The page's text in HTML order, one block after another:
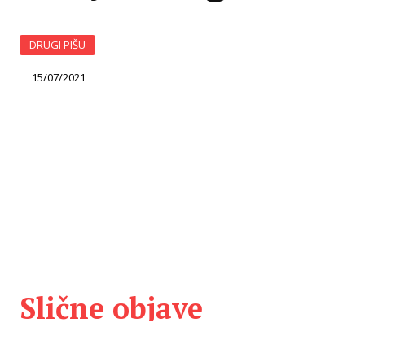
DRUGI PIŠU
15/07/2021
Slične objave